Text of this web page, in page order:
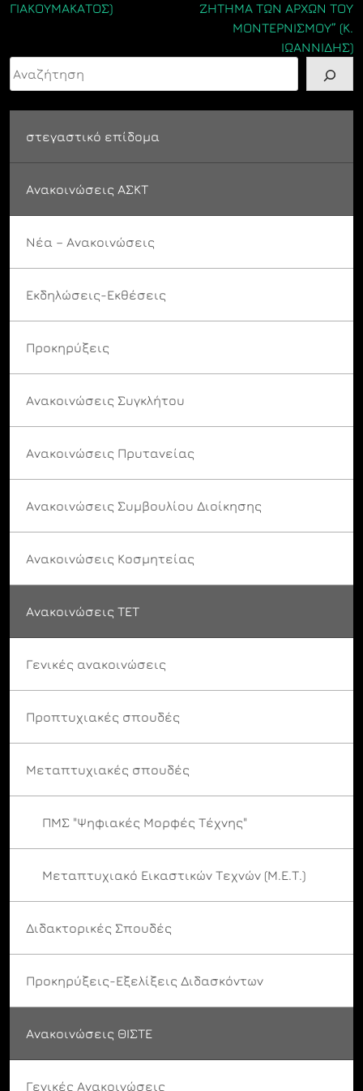
ΓΙΑΚΟΥΜΑΚΑΤΟΣ)
ΖΗΤΗΜΑ ΤΩΝ ΑΡΧΩΝ ΤΟΥ
ΜΟΝΤΕΡΝΙΣΜΟΥ” (Κ.
ΙΩΑΝΝΙΔΗΣ)
Αναζήτηση
στεγαστικό επίδομα
Ανακοινώσεις ΑΣΚΤ
Νέα – Ανακοινώσεις
Εκδηλώσεις-Εκθέσεις
Προκηρύξεις
Ανακοινώσεις Συγκλήτου
Ανακοινώσεις Πρυτανείας
Ανακοινώσεις Συμβουλίου Διοίκησης
Ανακοινώσεις Κοσμητείας
Ανακοινώσεις ΤΕΤ
Γενικές ανακοινώσεις
Προπτυχιακές σπουδές
Μεταπτυχιακές σπουδές
ΠΜΣ "Ψηφιακές Μορφές Τέχνης"
Μεταπτυχιακό Εικαστικών Τεχνών (Μ.Ε.Τ.)
Διδακτορικές Σπουδές
Προκηρύξεις-Εξελίξεις Διδασκόντων
Ανακοινώσεις ΘΙΣΤΕ
Γενικές Ανακοινώσεις